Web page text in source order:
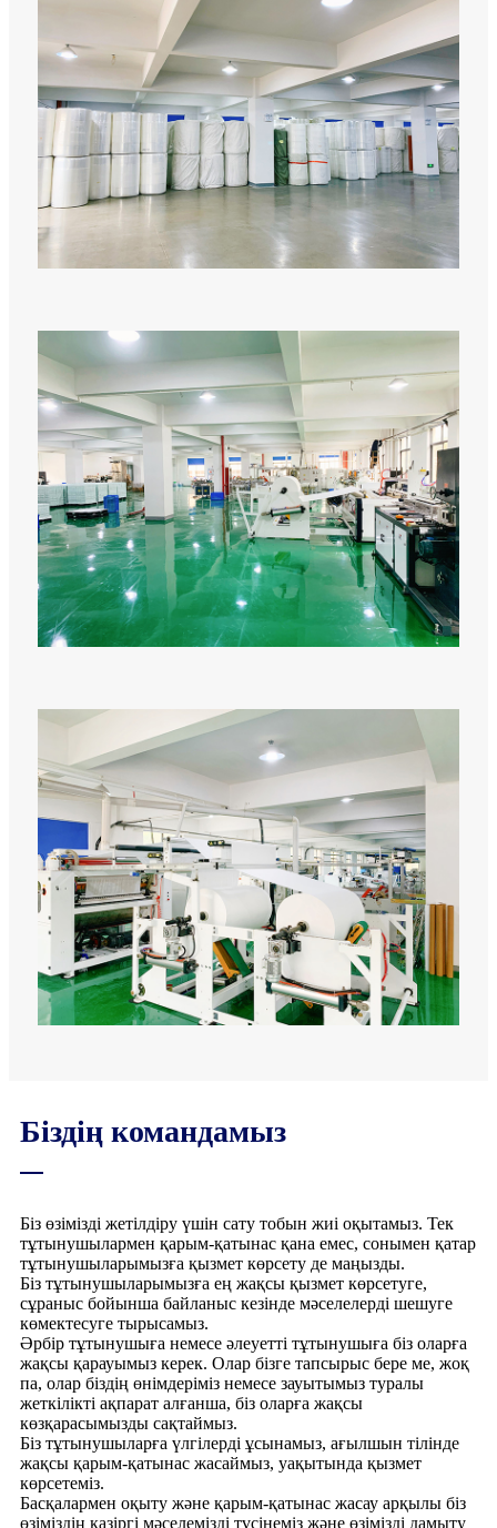
Біздің командамыз
Біз өзімізді жетілдіру үшін сату тобын жиі оқытамыз. Тек
тұтынушылармен қарым-қатынас қана емес, сонымен қатар
тұтынушыларымызға қызмет көрсету де маңызды.
Біз тұтынушыларымызға ең жақсы қызмет көрсетуге,
сұраныс бойынша байланыс кезінде мәселелерді шешуге
көмектесуге тырысамыз.
Әрбір тұтынушыға немесе әлеуетті тұтынушыға біз оларға
жақсы қарауымыз керек. Олар бізге тапсырыс бере ме, жоқ
па, олар біздің өнімдеріміз немесе зауытымыз туралы
жеткілікті ақпарат алғанша, біз оларға жақсы
көзқарасымызды сақтаймыз.
Біз тұтынушыларға үлгілерді ұсынамыз, ағылшын тілінде
жақсы қарым-қатынас жасаймыз, уақытында қызмет
көрсетеміз.
Басқалармен оқыту және қарым-қатынас жасау арқылы біз
өзіміздің қазіргі мәселемізді түсінеміз және өзімізді дамыту